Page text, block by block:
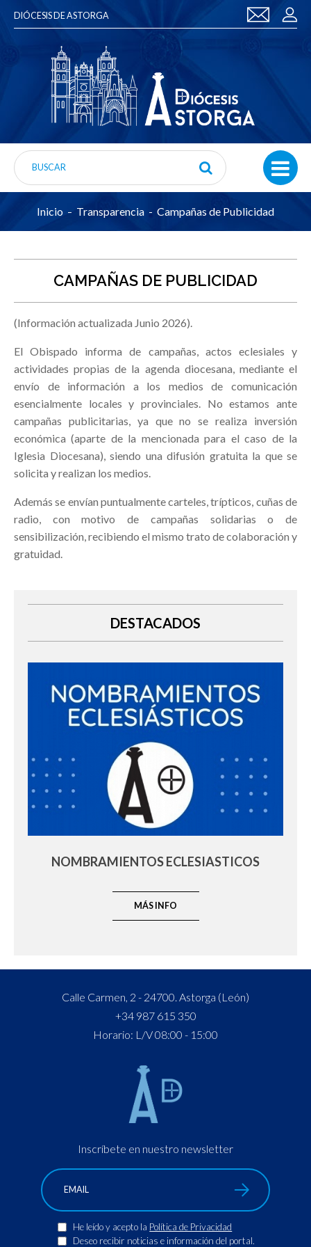
DIÓCESIS DE ASTORGA
Inicio Transparencia Campañas de Publicidad
CAMPAÑAS DE PUBLICIDAD
(Información actualizada Junio 2026).
El Obispado informa de campañas, actos eclesiales y
actividades propias de la agenda diocesana, mediante el
envío de información a los medios de comunicación
esencialmente locales y provinciales. No estamos ante
campañas publicitarias, ya que no se realiza inversión
económica (aparte de la mencionada para el caso de la
Iglesia Diocesana), siendo una difusión gratuita la que se
solicita y realizan los medios.
Además se envían puntualmente carteles, trípticos, cuñas de
radio, con motivo de campañas solidarias o de
sensibilización, recibiendo el mismo trato de colaboración y
gratuidad.
DESTACADOS
NOMBRAMIENTOS ECLESIASTICOS
MÁS INFO
Calle Carmen, 2 - 24700. Astorga (León)
+34 987 615 350
Horario: L/V 08:00 - 15:00
Inscríbete en nuestro newsletter
He leído y acepto la Política de Privacidad
Deseo recibir noticias e información del portal.